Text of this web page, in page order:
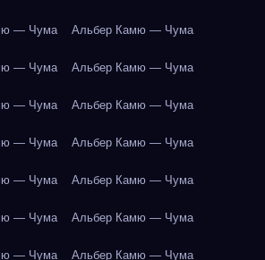
— Чума Альбер Камю — Чума
— Чума Альбер Камю — Чума
— Чума Альбер Камю — Чума
— Чума Альбер Камю — Чума
— Чума Альбер Камю — Чума
— Чума Альбер Камю — Чума
— Чума Альбер Камю — Чума